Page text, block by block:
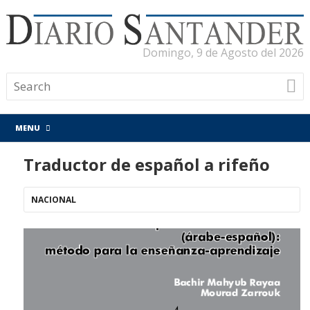
Domingo, 9 de Agosto del 2026
MENU
Traductor de español a rifeño
NACIONAL